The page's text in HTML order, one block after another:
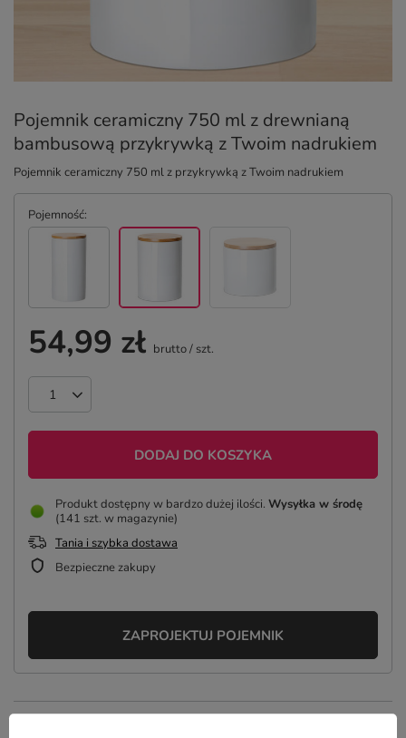
Pojemnik ceramiczny 750 ml z drewnianą
bambusową przykrywką z Twoim nadrukiem
Pojemnik ceramiczny 750 ml z przykrywką z Twoim nadrukiem
Pojemność
54,99 zł brutto/ szt.
DODAJ DO KOSZYKA
Produkt dostępny w bardzo dużej ilości Wysyłka w środę
(141 szt. w magazynie)
Tania i szybka dostawa
Bezpieczne zakupy
ZAPROJEKTUJ POJEMNIK